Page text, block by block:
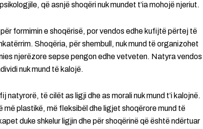
që asnjë shoqëri nuk mundet t’ia mohojë njeriut.
formimin e shoqërisë, por vendos edhe kufijtë përtej të
Shoqëria, për shembull, nuk mund të organizohet
njerëzore sepse pengon edhe vetveten. Natyra vendos
nuk mund të kalojë.
të cilët as ligji dhe as morali nuk mund t’i kalojnë.
plastikë, më fleksibël dhe ligjet shoqërore mund të
duke shkelur ligjin dhe për shoqërinë që është ndërtuar